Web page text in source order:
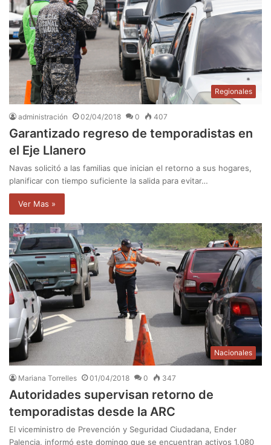
Regionales
administración 02/04/2018 0 407
Garantizado regreso de temporadistas en
el Eje Llanero
Navas solicitó a las familias que inician el retorno a sus hogares,
planificar con tiempo suficiente la salida para evitar…
Ver Mas »
Nacionales
Mariana Torrelles 01/04/2018 0 347
Autoridades supervisan retorno de
temporadistas desde la ARC
El viceministro de Prevención y Seguridad Ciudadana, Ender
Palencia, informó este domingo que se encuentran activos 1.080